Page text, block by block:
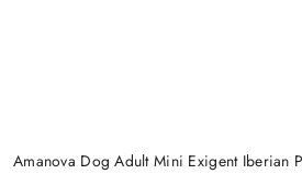
Amanova Dog Adult Mini Exigent Iberian